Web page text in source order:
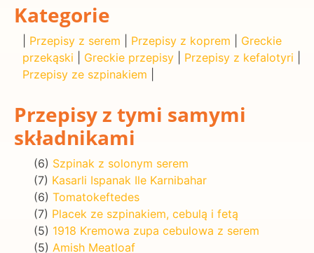
Kategorie
Przepisy z serem Przepisy z koprem
Greckie
przekąski
Greckie przepisy Przepisy z kefalotyri
Przepisy ze szpinakiem
Przepisy z tymi samymi
składnikami
(6) Szpinak z solonym serem
(7) Kasarli Ispanak Ile Karnibahar
(6) Tomatokeftedes
(7) Placek ze szpinakiem, cebulą i fetą
(5) 1918 Kremowa zupa cebulowa z serem
(5) Amish Meatloaf